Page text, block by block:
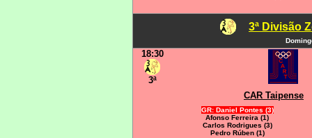
3ª Divisão
18:30
3ª
CAR Taipense
GR: Daniel Pontes (3)
Afonso Ferreira (1)
Carlos Rodrigues (3)
Pedro Rúben (1)